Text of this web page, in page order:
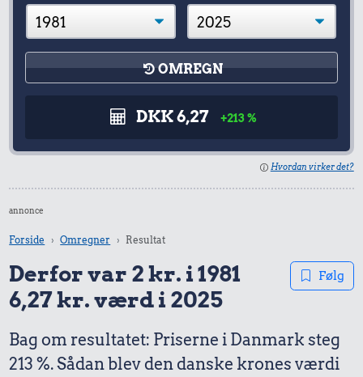
OMREGN
DKK 6,27 +213 %
Hvordan virker det?
annonce
Forside Omregner Resultat
Derfor var 2 kr. i 1981
6,27 kr. værd i 2025
Følg
Bag om resultatet: Priserne i Danmark steg
213 %. Sådan blev den danske krones værdi